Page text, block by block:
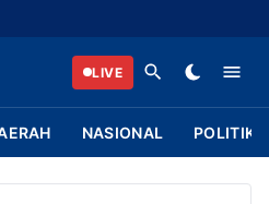
LIVE
NASIONAL POLITIK